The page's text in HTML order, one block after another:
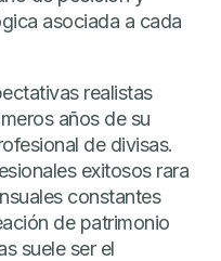
asociada a cada
realistas
años de su
de divisas.
exitosos rara
constantes
de patrimonio
suele ser el